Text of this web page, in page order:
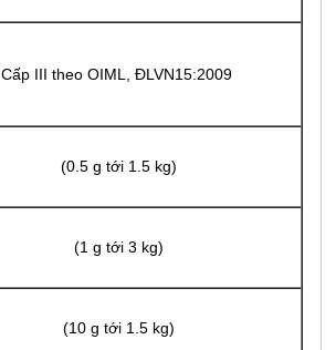
Cấp III theo OIML, ĐLVN15:2009
(0.5 g tới 1.5 kg)
(1 g tới 3 kg)
(10 g tới 1.5 kg)